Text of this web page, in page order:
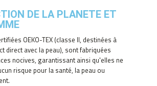
DE LA PLANETE ET
OEKO-TEX (classe II, destinées à
direct avec la peau), sont fabriquées
nocives, garantissant ainsi qu'elles ne
risque pour la santé, la peau ou